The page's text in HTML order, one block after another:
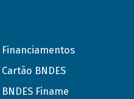
Financiamentos
Cartão BNDES
BNDES Finame